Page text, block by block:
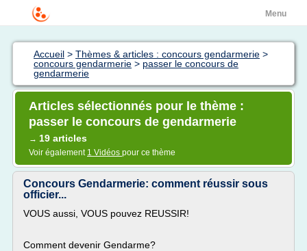
Menu
Accueil > Thèmes & articles : concours gendarmerie >
concours gendarmerie > passer le concours de
gendarmerie
Articles sélectionnés pour le thème :
passer le concours de gendarmerie
→ 19 articles
Voir également 1 Vidéos pour ce thème
Concours Gendarmerie: comment réussir sous
officier...
VOUS aussi, VOUS pouvez REUSSIR!
Comment devenir Gendarme?